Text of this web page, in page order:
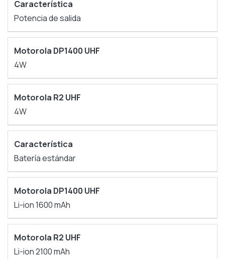
Potencia de salida
4W
4W
Batería estándar
Li-ion 1600 mAh
Li-ion 2100 mAh